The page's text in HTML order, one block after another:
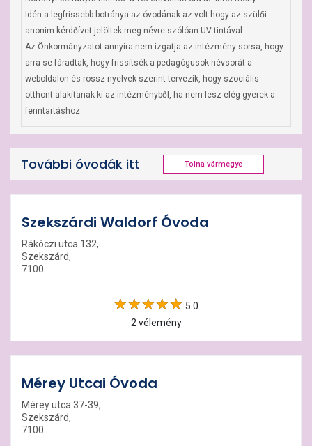
Idén a legfrissebb botránya az óvodának az volt hogy az szülői
anonim kérdőívet jelöltek meg névre szólóan UV tintával.
Az Önkormányzatot annyira nem izgatja az intézmény sorsa, hogy
arra se fáradtak, hogy frissítsék a pedagógusok névsorát a
weboldalon és rossz nyelvek szerint tervezik, hogy szociális
otthont alakítanak ki az intézményből, ha nem lesz elég gyerek a
fenntartáshoz.
További óvodák itt Tolna vármegye
Szekszárdi Waldorf Óvoda
Rákóczi utca 132,
Szekszárd,
7100
5.0
2 vélemény
Mérey Utcai Óvoda
Mérey utca 37-39,
Szekszárd,
7100